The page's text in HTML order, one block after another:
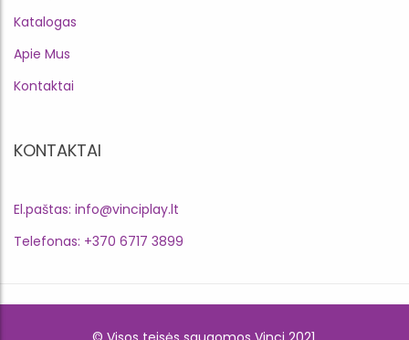
Katalogas
Apie Mus
Kontaktai
KONTAKTAI
El.paštas: info@vinciplay.lt
Telefonas: +370 6717 3899